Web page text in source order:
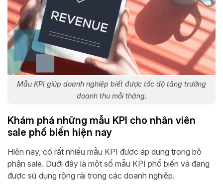
Mẫu KPI giúp doanh nghiệp biết được tốc độ tăng trưởng
doanh thu mỗi tháng.
Khám phá những mẫu KPI cho nhân viên
sale phổ biến hiện nay
Hiện nay, có rất nhiều mẫu KPI được áp dụng trong bộ
phận sale. Dưới đây là một số mẫu KPI phổ biến và đang
được sử dụng rộng rãi trong các doanh nghiệp.